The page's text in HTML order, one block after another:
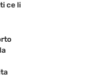
ce li